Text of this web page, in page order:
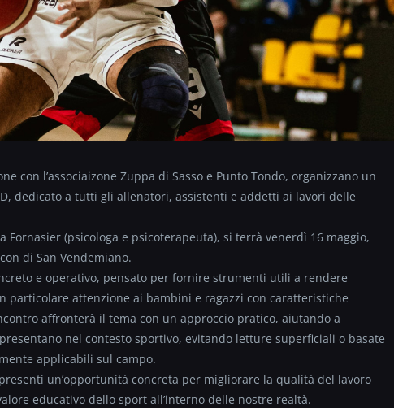
con l’associaizone Zuppa di Sasso e Punto Tondo, organizzano un
dedicato a tutti gli allenatori, assistenti e addetti ai lavori delle
Fornasier (psicologa e psicoterapeuta), si terrà venerdì 16 maggio,
di San Vendemiano.
e operativo, pensato per fornire strumenti utili a rendere
particolare attenzione ai bambini e ragazzi con caratteristiche
affronterà il tema con un approccio pratico, aiutando a
nel contesto sportivo, evitando letture superficiali o basate
applicabili sul campo.
un’opportunità concreta per migliorare la qualità del lavoro
educativo dello sport all’interno delle nostre realtà.